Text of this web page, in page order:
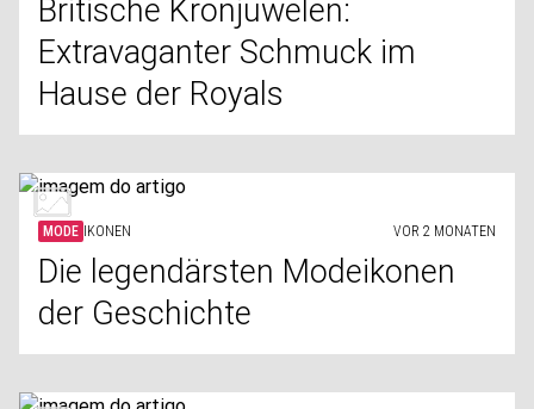
Britische Kronjuwelen:
Extravaganter Schmuck im
Hause der Royals
MODE IKONEN VOR 2 MONATEN
Die legendärsten Modeikonen
der Geschichte